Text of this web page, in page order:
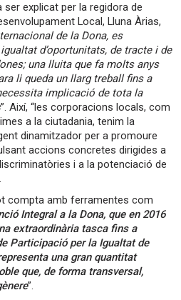
ser explicat per la regidora de
Local, Lluna Àrias,
de la Dona, es
d’oportunitats, de tracte i de
una lluita que fa molts anys
li queda un llarg treball fins a
implicació de tota la
”. Així, “les corporacions locals, com
a la ciutadania, tenim la
dinamitzador per a promoure
accions concretes dirigides a
i a la potenciació de
compta amb ferramentes com
Integral a la Dona, que en 2016
extraordinària tasca fins a
Participació per la Igualtat de
una gran quantitat
que, de forma transversal,
”.